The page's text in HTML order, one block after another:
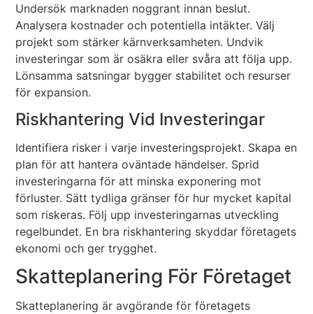
Undersök marknaden noggrant innan beslut.
Analysera kostnader och potentiella intäkter. Välj
projekt som stärker kärnverksamheten. Undvik
investeringar som är osäkra eller svåra att följa upp.
Lönsamma satsningar bygger stabilitet och resurser
för expansion.
Riskhantering Vid Investeringar
Identifiera risker i varje investeringsprojekt. Skapa en
plan för att hantera oväntade händelser. Sprid
investeringarna för att minska exponering mot
förluster. Sätt tydliga gränser för hur mycket kapital
som riskeras. Följ upp investeringarnas utveckling
regelbundet. En bra riskhantering skyddar företagets
ekonomi och ger trygghet.
Skatteplanering För Företaget
Skatteplanering är avgörande för företagets